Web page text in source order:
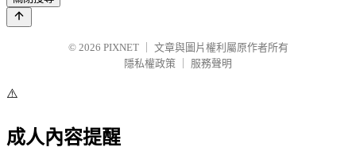
© 2026 PIXNET
文章與圖片權利屬原作者所有
隱私權政策
服務聲明
⚠️
成人內容提醒